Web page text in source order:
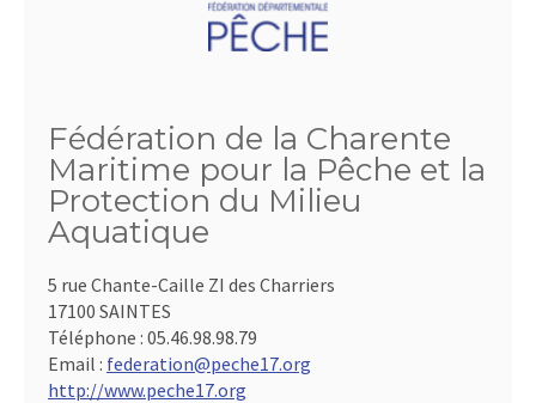
Fédération de la Charente
Maritime pour la Pêche et la
Protection du Milieu
Aquatique
5 rue Chante-Caille ZI des Charriers
17100 SAINTES
Téléphone : 05.46.98.98.79
Email : federation@peche17.org
http://www.peche17.org